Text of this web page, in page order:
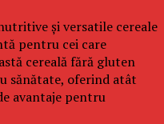
și versatile cereale
pentru cei care
cereală fără gluten
sănătate, oferind atât
avantaje pentru